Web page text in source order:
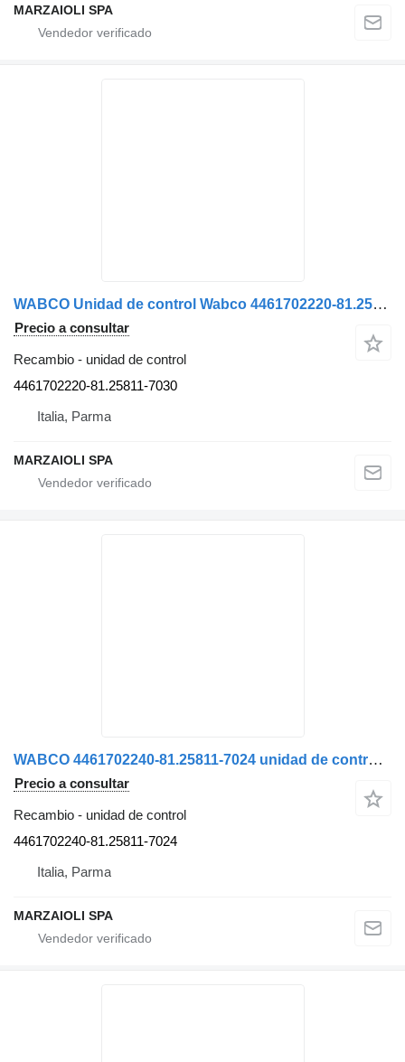
MARZAIOLI SPA
WABCO Unidad de control Wabco 4461702220-81.25811-7030 Usada Original para MAN camión
Precio a consultar
Recambio - unidad de control
4461702220-81.25811-7030
Italia, Parma
MARZAIOLI SPA
WABCO 4461702240-81.25811-7024 unidad de control para MAN camión
Precio a consultar
Recambio - unidad de control
4461702240-81.25811-7024
Italia, Parma
MARZAIOLI SPA